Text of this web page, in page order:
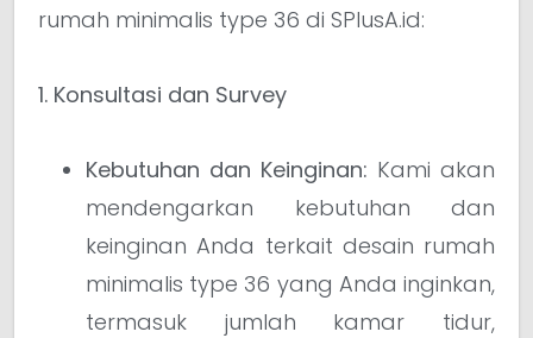
rumah minimalis type 36 di SPlusA.id:
1. Konsultasi dan Survey
Kebutuhan dan Keinginan: Kami akan
mendengarkan kebutuhan dan
keinginan Anda terkait desain rumah
minimalis type 36 yang Anda inginkan,
termasuk jumlah kamar tidur,